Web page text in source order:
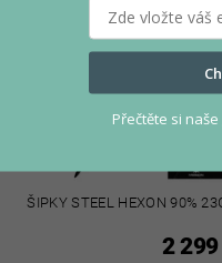
ŠIPKY STEEL HEXON 90%
2
Přečtěte si naše